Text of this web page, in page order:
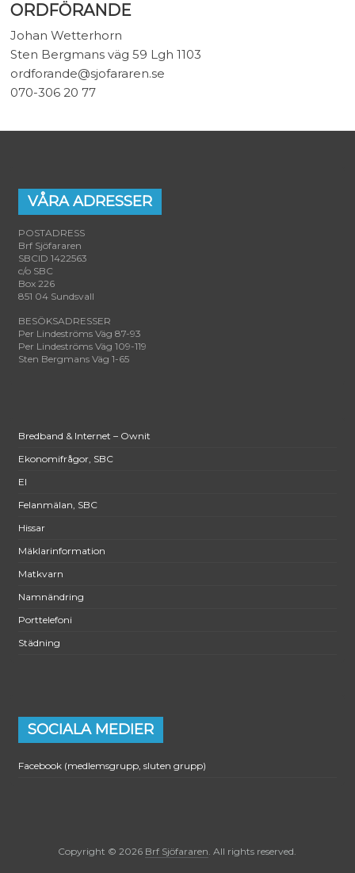
ORDFÖRANDE
Johan Wetterhorn
Sten Bergmans väg 59 Lgh 1103
ordforande@sjofararen.se
070-306 20 77
VÅRA ADRESSER
POSTADRESS
Brf Sjöfararen
SBCID 1422563
c/o SBC
Box 226
851 04 Sundsvall
BESÖKSADRESSER
Per Lindeströms Väg 87-93
Per Lindeströms Väg 109-119
Sten Bergmans Väg 1-65
Bredband & Internet – Ownit
Ekonomifrågor, SBC
El
Felanmälan, SBC
Hissar
Mäklarinformation
Matkvarn
Namnändring
Porttelefoni
Städning
SOCIALA MEDIER
Facebook (medlemsgrupp, sluten grupp)
Copyright © 2026 Brf Sjöfararen. All rights reserved.